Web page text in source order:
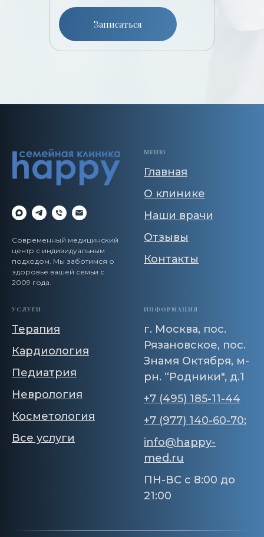
Записаться
Современный медицинский
центр с индивидуальным
подходом. Мы заботимся о
здоровье вашей семьи с
2009 года.
МЕНЮ
Главная
О клинике
Наши врачи
Отзывы
Контакты
УСЛУГИ
Терапия
Кардиология
Педиатрия
Неврология
Косметология
Все услуги
ИНФОРМАЦИЯ
г. Москва, пос.
Рязановское, пос.
Знамя Октября, м-
рн. “Родники", д.1
+7 (495) 185-11-44
+7 (977) 140-60-70;
info@happy-
med.ru
ПН-ВС с 8:00 до
21:00